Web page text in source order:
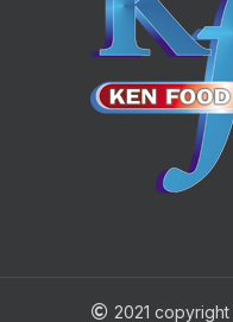
2021 copyright